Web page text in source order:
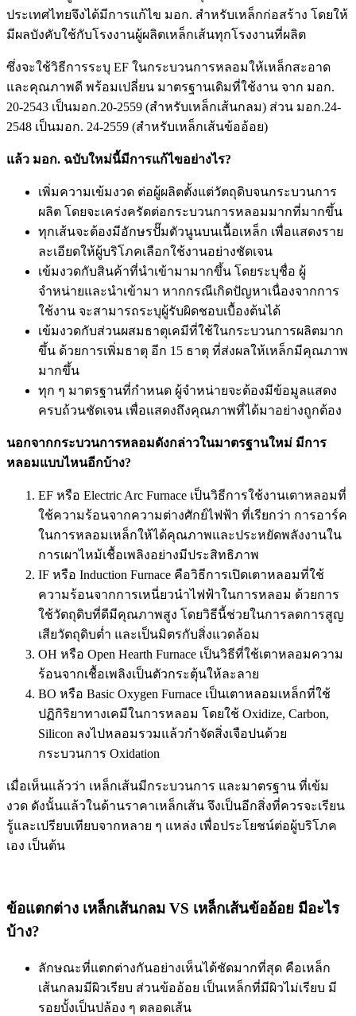
ประเทศไทยจึงได้มีการแก้ไข มอก. สำหรับเหล็กก่อสร้าง โดยให้
มีผลบังคับใช้กับโรงงานผู้ผลิตเหล็กเส้นทุกโรงงานที่ผลิต
ซึ่งจะใช้วิธีการระบุ EF ในกระบวนการหลอมให้เหล็กสะอาด
และคุณภาพดี พร้อมเปลี่ยน มาตรฐานเดิมที่ใช้งาน จาก มอก.
20-2543 เป็นมอก.20-2559 (สำหรับเหล็กเส้นกลม) ส่วน มอก.24-
2548 เป็นมอก. 24-2559 (สำหรับเหล็กเส้นข้ออ้อย)
แล้ว มอก. ฉบับใหม่นี้มีการแก้ไขอย่างไร?
เพิ่มความเข้มงวด ต่อผู้ผลิตตั้งแต่วัตถุดิบจนกระบวนการ
ผลิต โดยจะเคร่งครัดต่อกระบวนการหลอมมากที่มากขึ้น
ทุกเส้นจะต้องมีอักษรปั๊มตัวนูนบนเนื้อเหล็ก เพื่อแสดงราย
ละเอียดให้ผู้บริโภคเลือกใช้งานอย่างชัดเจน
เข้มงวดกับสินค้าที่นำเข้ามามากขึ้น โดยระบุชื่อ ผู้
จำหน่ายและนำเข้ามา หากกรณีเกิดปัญหาเนื่องจากการ
ใช้งาน จะสามารถระบุผู้รับผิดชอบเบื้องต้นได้
เข้มงวดกับส่วนผสมธาตุเคมีที่ใช้ในกระบวนการผลิตมาก
ขึ้น ด้วยการเพิ่มธาตุ อีก 15 ธาตุ ที่ส่งผลให้เหล็กมีคุณภาพ
มากขึ้น
ทุก ๆ มาตรฐานที่กำหนด ผู้จำหน่ายจะต้องมีข้อมูลแสดง
ครบถ้วนชัดเจน เพื่อแสดงถึงคุณภาพที่ได้มาอย่างถูกต้อง
นอกจากกระบวนการหลอมดังกล่าวในมาตรฐานใหม่ มีการ
หลอมแบบไหนอีกบ้าง?
EF หรือ Electric Arc Furnace เป็นวิธีการใช้งานเตาหลอมที่
ใช้ความร้อนจากความต่างศักย์ไฟฟ้า ที่เรียกว่า การอาร์ค
ในการหลอมเหล็กให้ได้คุณภาพและประหยัดพลังงานใน
การเผาไหม้เชื้อเพลิงอย่างมีประสิทธิภาพ
IF หรือ Induction Furnace คือวิธีการเปิดเตาหลอมที่ใช้
ความร้อนจากการเหนี่ยวนำไฟฟ้าในการหลอม ด้วยการ
ใช้วัตถุดิบที่ดีมีคุณภาพสูง โดยวิธีนี้ช่วยในการลดการสูญ
เสียวัตถุดิบต่ำ และเป็นมิตรกับสิ่งแวดล้อม
OH หรือ Open Hearth Furnace เป็นวิธีที่ใช้เตาหลอมความ
ร้อนจากเชื้อเพลิงเป็นตัวกระตุ้นให้ละลาย
BO หรือ Basic Oxygen Furnace เป็นเตาหลอมเหล็กที่ใช้
ปฏิกิริยาทางเคมีในการหลอม โดยใช้ Oxidize, Carbon,
Silicon ลงไปหลอมรวมแล้วกำจัดสิ่งเจือปนด้วย
กระบวนการ Oxidation
เมื่อเห็นแล้วว่า เหล็กเส้นมีกระบวนการ และมาตรฐาน ที่เข้ม
งวด ดังนั้นแล้วในด้านราคาเหล็กเส้น จึงเป็นอีกสิ่งที่ควรจะเรียน
รู้และเปรียบเทียบจากหลาย ๆ แหล่ง เพื่อประโยชน์ต่อผู้บริโภค
เอง เป็นต้น
ข้อแตกต่าง เหล็กเส้นกลม VS เหล็กเส้นข้ออ้อย มีอะไร
บ้าง?
ลักษณะที่แตกต่างกันอย่างเห็นได้ชัดมากที่สุด คือเหล็ก
เส้นกลมมีผิวเรียบ ส่วนข้ออ้อย เป็นเหล็กที่มีผิวไม่เรียบ มี
รอยบั้งเป็นปล้อง ๆ ตลอดเส้น